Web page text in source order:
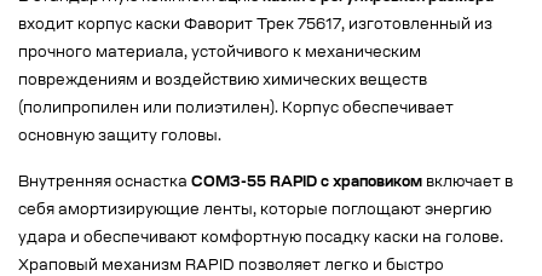
входит корпус каски Фаворит Трек 75617, изготовленный из
прочного материала, устойчивого к механическим
повреждениям и воздействию химических веществ
(полипропилен или полиэтилен). Корпус обеспечивает
основную защиту головы.
Внутренняя оснастка СОМЗ-55 RAPID с храповиком включает в
себя амортизирующие ленты, которые поглощают энергию
удара и обеспечивают комфортную посадку каски на голове.
Храповый механизм RAPID позволяет легко и быстро